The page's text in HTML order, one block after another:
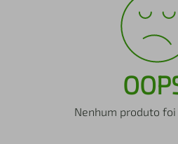
Nenhum produto
iphone